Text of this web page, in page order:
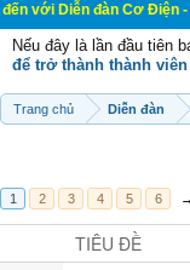
đàn Cơ Điện - Diễn
Nếu đây là lần đầu tiên
để trở thành thành viên
Trang chủ Diễn đàn
1 2 3 4 5 6 →
TIÊU ĐỀ